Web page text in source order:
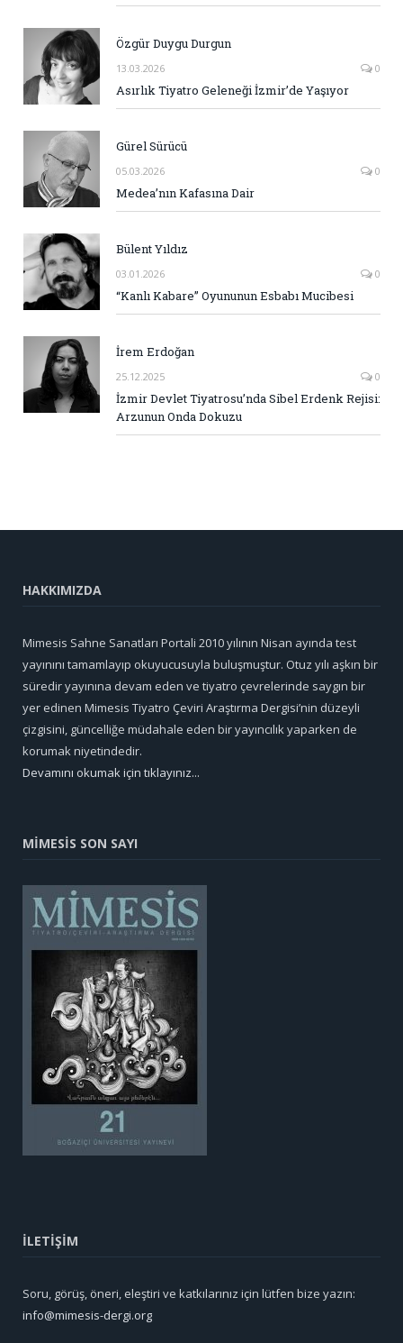
Özgür Duygu Durgun
13.03.2026 0
Asırlık Tiyatro Geleneği İzmir’de Yaşıyor
Gürel Sürücü
05.03.2026 0
Medea’nın Kafasına Dair
Bülent Yıldız
03.01.2026 0
“Kanlı Kabare” Oyununun Esbabı Mucibesi
İrem Erdoğan
25.12.2025 0
İzmir Devlet Tiyatrosu’nda Sibel Erdenk Rejisi:
Arzunun Onda Dokuzu
HAKKIMIZDA
Mimesis Sahne Sanatları Portali 2010 yılının Nisan ayında test
yayınını tamamlayıp okuyucusuyla buluşmuştur. Otuz yılı aşkın bir
süredir yayınına devam eden ve tiyatro çevrelerinde saygın bir
yer edinen Mimesis Tiyatro Çeviri Araştırma Dergisi’nin düzeyli
çizgisini, güncelliğe müdahale eden bir yayıncılık yaparken de
korumak niyetindedir.
Devamını okumak için tıklayınız...
MİMESİS SON SAYI
İLETİŞİM
Soru, görüş, öneri, eleştiri ve katkılarınız için lütfen bize yazın:
info@mimesis-dergi.org